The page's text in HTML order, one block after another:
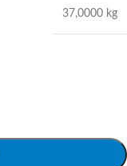
37,0000 kg